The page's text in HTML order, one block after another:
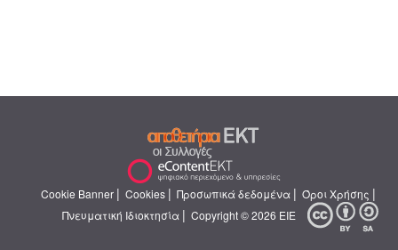
Cookie Banner | Cookies | Προσωπικά δεδομένα | Όροι Χρήσης |
Πνευματική Ιδιοκτησία | Copyright © 2026 ΕΙΕ